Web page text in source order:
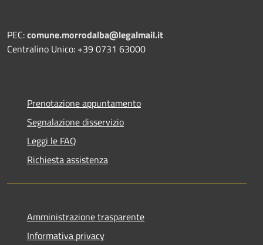
PEC:comune.morrodalba@legalmail.it
Centralino Unico: +39 0731 63000
Prenotazione appuntamento
Segnalazione disservizio
Leggi le FAQ
Richiesta assistenza
Amministrazione trasparente
Informativa privacy